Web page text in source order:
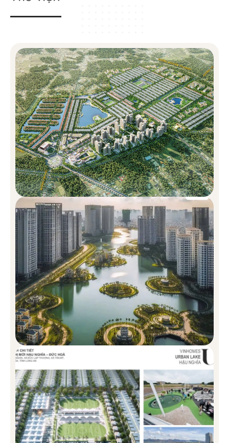
cư dân thủ đô nói chung và cư dân Long An nói riêng mà đây
cũng là biểu tượng mới của toàn dự án.
thống giao thông nội khu. Điều này hoàn toàn phù hợp so với định
hướng của dự án – đó là khu đô thị tích hợp “TẤT CẢ TRONG
MỘT”, nơi cư dân được tận hưởng cuộc sống đủ đầy, trọn vẹn và
tiện nghi bậc nhất.
Không gian nghệ
thuật ngoài trời độc
đáo
Các chòi BBQ Thiền và Yoga
Bể bơi resort sinh thái
Sân thể thao đa
năng
Khu công viên thể thao
đa năng
Sân chơi vầy nước
Sân chơi liên
hoàn cho trẻ em
Khu trung tâm thương
mại Vincom Mega Mall
Hồ bơi trẻ em Khu Gym
Khu hồ trung tâm THE
GREAT LAKE